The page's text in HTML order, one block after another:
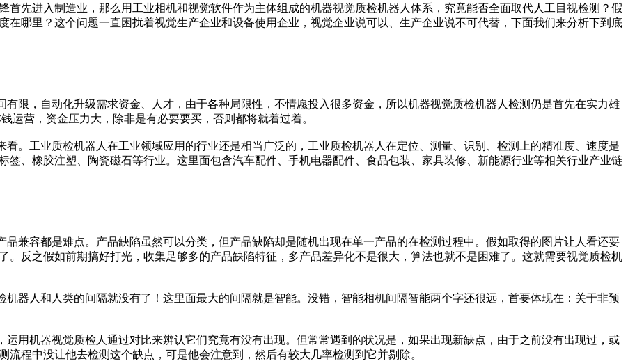
首先进入制造业，那么用工业相机和视觉软件作为主体组成的机器视觉质检机器人体系，究竟能否全面取代人工目视检测？假
在哪里？这个问题一直困扰着视觉生产企业和设备使用企业，视觉企业说可以、生产企业说不可代替，下面我们来分析下到底
，自动化升级需求资金、人才，由于各种局限性，不情愿投入很多资金，所以机器视觉质检机器人检测仍是首先在实力雄
运营，资金压力大，除非是有必要要买，否则都将就着过着。
工业质检机器人在工业领域应用的行业还是相当广泛的，工业质检机器人在定位、测量、识别、检测上的精准度、速度是
签、橡胶注塑、陶瓷磁石等行业。这里面包含汽车配件、手机电器配件、食品包装、家具装修、新能源行业等相关行业产业链
容都是难点。产品缺陷虽然可以分类，但产品缺陷却是随机出现在单一产品的在检测过程中。假如取得的图片让人看还要
。反之假如前期搞好打光，收集足够多的产品缺陷特征，多产品差异化不是很大，算法也就不是困难了。这就需要视觉质检机
人和人类的间隔就没有了！这里面最大的间隔就是智能。没错，智能相机间隔智能两个字还很远，首要体现在：关于非预
机器视觉质检人通过对比来辨认它们究竟有没有出现。但常常遇到的状况是，如果出现新缺点，由于之前没有出现过，或
程中没让他去检测这个缺点，可是他会注意到，然后有较大几率检测到它并剔除。